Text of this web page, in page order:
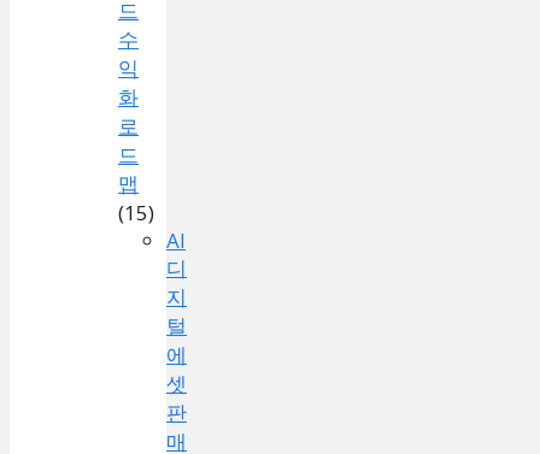
드
수
익
화
로
드
맵
(15)
AI
디
지
털
에
셋
판
매